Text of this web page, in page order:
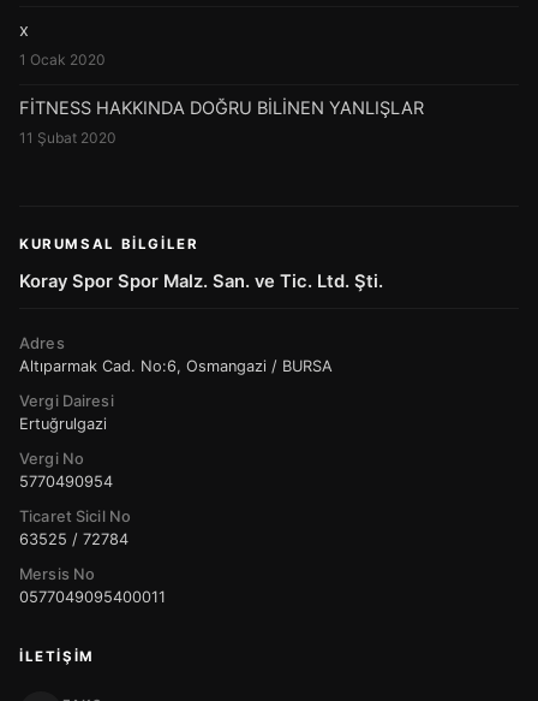
x
1 Ocak 2020
FİTNESS HAKKINDA DOĞRU BİLİNEN YANLIŞLAR
11 Şubat 2020
KURUMSAL BILGILER
Koray Spor Spor Malz. San. ve Tic. Ltd. Şti.
Adres
Altıparmak Cad. No:6, Osmangazi / BURSA
Vergi Dairesi
Ertuğrulgazi
Vergi No
5770490954
Ticaret Sicil No
63525 / 72784
Mersis No
0577049095400011
İLETIŞIM